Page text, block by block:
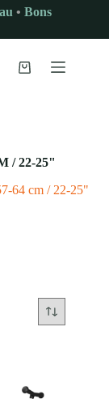
• Bons
Panier
/ 22-25"
64 cm / 22-25"